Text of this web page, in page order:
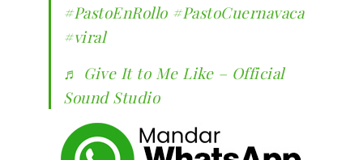
#PastoEnRollo #PastoCuernavaca
#viral
♬ Give It to Me Like – Official
Sound Studio